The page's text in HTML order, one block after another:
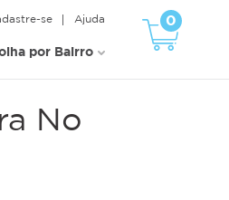
0
se Ajuda
por Bairro
No